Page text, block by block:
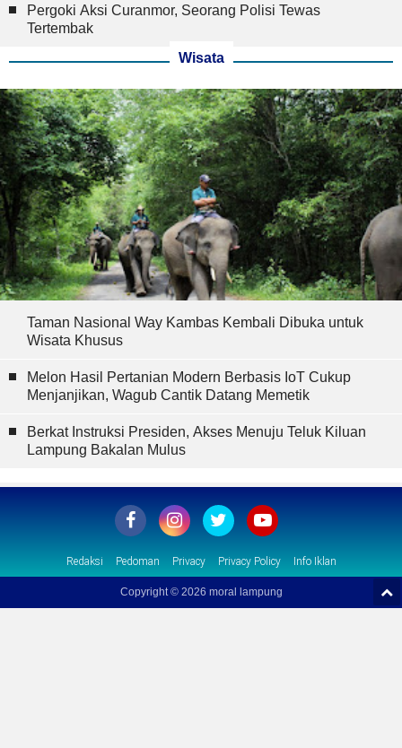
Pergoki Aksi Curanmor, Seorang Polisi Tewas
Tertembak
Wisata
Taman Nasional Way Kambas Kembali Dibuka untuk
Wisata Khusus
Melon Hasil Pertanian Modern Berbasis IoT Cukup
Menjanjikan, Wagub Cantik Datang Memetik
Berkat Instruksi Presiden, Akses Menuju Teluk Kiluan
Lampung Bakalan Mulus
Redaksi Pedoman Privacy Privacy Policy Info Iklan
Copyright © 2026 moral lampung